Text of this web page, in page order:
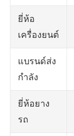
ยี่ห้อ
เครื่องยนต์
แบรนด์ส่ง
กำลัง
ยี่ห้อยาง
รถ